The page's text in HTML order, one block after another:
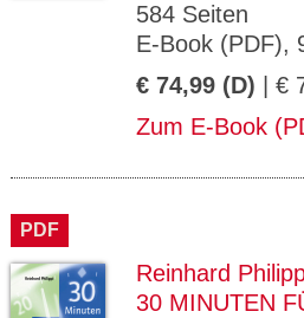
584 Seiten
E-Book (PDF),
€ 74,99 (D) | €
Zum E-Book
PDF
Reinhard
30 MINUTEN